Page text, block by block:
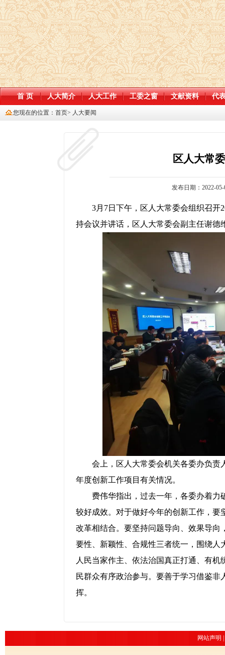
首 页 人大简介 人大工作 工委之窗 文献资料 代
您现在的位置： 首页> 人大要闻
区人大常
发布日期：2022-
3月7日下午，区人大常委会组织召开
持会议并讲话，区人大常委会副主任谢
会上，区人大常委会机关各委办负责
年度创新工作项目有关情况。
费伟华指出，过去一年，各委办着
较好成效。对于做好今年的创新工作，
改革相结合。要坚持问题导向、效果导
要性、新颖性、合规性三者统一，围绕
人民当家作主、依法治国真正打通、有
民群众有序政治参与。要善于学习借鉴
挥。
网站声明